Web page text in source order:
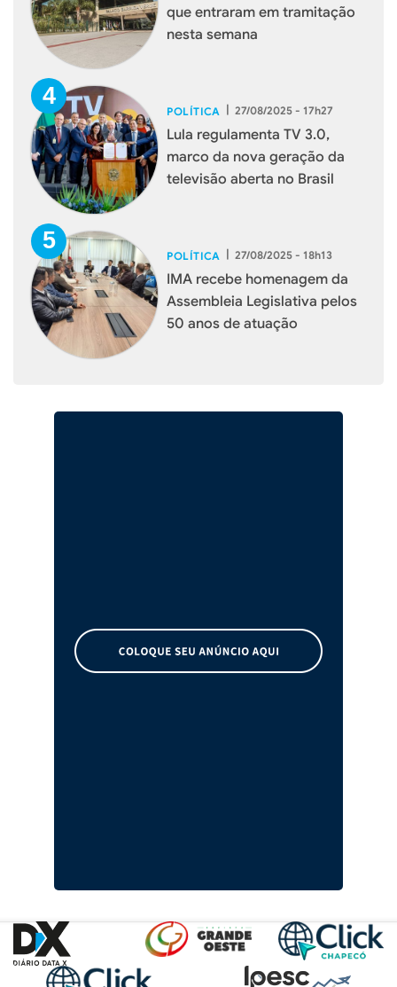
que entraram em tramitação
nesta semana
POLÍTICA | 27/08/2025 - 17h27
Lula regulamenta TV 3.0,
marco da nova geração da
televisão aberta no Brasil
POLÍTICA | 27/08/2025 - 18h13
IMA recebe homenagem da
Assembleia Legislativa pelos
50 anos de atuação